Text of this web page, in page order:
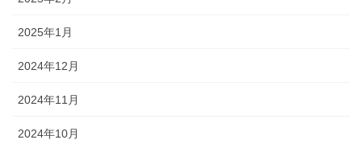
2025年1月
2024年12月
2024年11月
2024年10月